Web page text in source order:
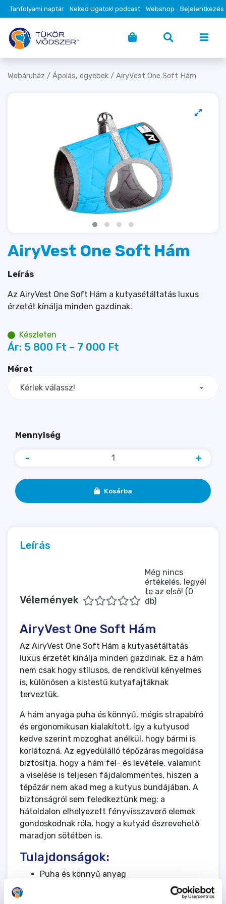
Tanfolyami naptár Neked Ugatok! podcast Webshop Bejelentkezés
Webáruház / Ápolás, egyebek / AiryVest One Soft Hám
AiryVest One Soft Hám
Leírás
Az AiryVest One Soft Hám a kutyasétáltatás luxus
érzetét kínálja minden gazdinak.
Készleten
Ár: 5 800 Ft – 7 000 Ft
Méret
Kérlek válassz!
Mennyiség
- +
Kosárba
Leírás
Vélemények
Még nincs
értékelés, legyél
te az első! (0
db)
AiryVest One Soft Hám
Az AiryVest One Soft Hám a kutyasétáltatás
luxus érzetét kínálja minden gazdinak. Ez a hám
nem csak hogy stílusos, de rendkívül kényelmes
is, különösen a kistestű kutyafajtáknak
terveztük.
A hám anyaga puha és könnyű, mégis strapabíró
és ergonomikusan kialakított, így a kutyusod
kedve szerint mozoghat anélkül, hogy bármi is
korlátozná. Az egyedülálló tépőzáras megoldása
biztosítja, hogy a hám fel- és levétele, valamint
a viselése is teljesen fájdalommentes, hiszen a
tépőzár nem akad meg a kutyus bundájában. A
biztonságról sem feledkeztünk meg: a
hátoldalon elhelyezett fényvisszaverő elemek
gondoskodnak róla, hogy a kutyád észrevehető
maradjon sötétben is.
Tulajdonságok:
Puha és könnyű anyag